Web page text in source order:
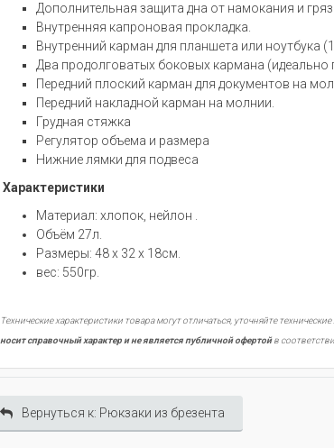
Дополнительная защита дна от намокания и
Внутренняя капроновая прокладка.
Внутренний карман для планшета или ноутбука
Два продолговатых боковых кармана (идеально
Передний плоский карман для документов на
Передний накладной карман на молнии.
Грудная стяжка
Регулятор объема и размера
Нижние лямки для подвеса
Характеристики
Материал: хлопок, нейлон .
Объём 27л.
Размеры: 48 х 32 х 18см.
вес: 550гр.
Технические характеристики товара могут отличаться, уточняйте
носит справочный характер и не является публичной офертойв
Вернуться к: Рюкзаки из брезента